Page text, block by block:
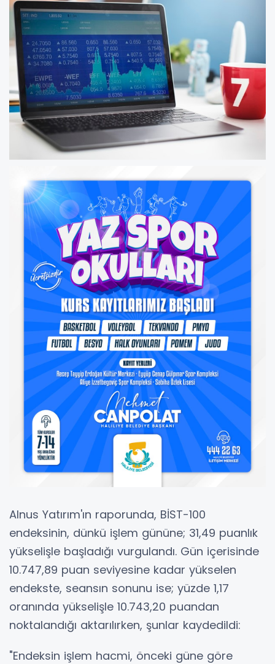
Alnus Yatırım'ın raporunda, BİST-100
endeksinin, dünkü işlem gününe; 31,49 puanlık
yükselişle başladığı vurgulandı. Gün içerisinde
10.747,89 puan seviyesine kadar yükselen
endekste, seansın sonunu ise; yüzde 1,17
oranında yükselişle 10.743,20 puandan
noktalandığı aktarılırken, şunlar kaydedildi:
"Endeksin işlem hacmi, önceki güne göre